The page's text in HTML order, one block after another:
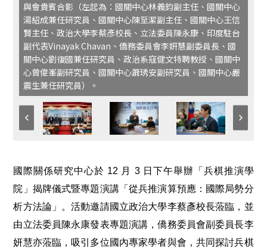
與會貴賓合影（左起為：國關中心林義鈞副主任、國關中心
湯紹成兼任研究員、國關中心陳至潔副主任、國關中心王信
賢主任、政治大學李蔡彥校長、立法委員陳永康、印度駐台
副代表Vinayak Chavan、僑務委員會李妍慧副委員長、國
關中心劉復國兼任研究員、政治系寇健文特聘教授、國關中
心曾偉峯副研究員、國關中心蕭琇安副研究員、國關中心嚴
震生兼任研究員）。
國際關係研究中心於 12 月 3 日下午舉辦「兵棋推演學
院」揭牌儀式暨專題演講「從兵推演算預應：國際局勢分
析方法論」。活動邀請國立政治大學李蔡彥校長蒞臨，並
由立法委員陳永康發表專題演講，僑務委員會副委員長李
妍慧亦蒞臨，吸引多位國內專家學者與會，共同探討兵棋